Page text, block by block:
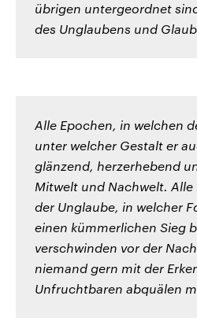
übrigen untergeordnet
des Unglaubens und
Alle Epochen, in welchen
unter welcher Gestalt er
glänzend, herzerhebend
Mitwelt und Nachwelt. Alle
der Unglaube, in welcher
einen kümmerlichen Sieg
verschwinden vor der
niemand gern mit der
Unfruchtbaren abquälen